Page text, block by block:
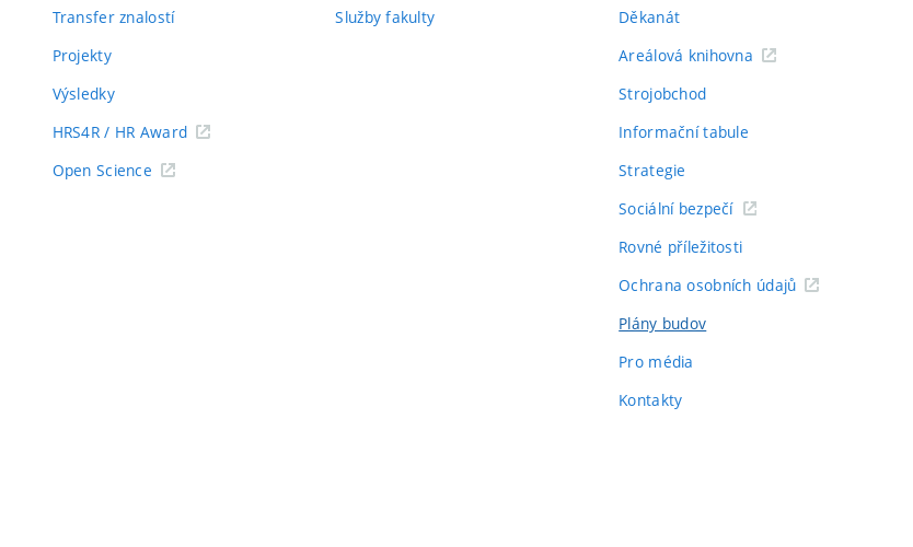
Transfer znalostí
Projekty
Výsledky
HRS4R / HR Award
Open Science
Služby fakulty
Děkanát
Areálová knihovna
Strojobchod
Informační tabule
Strategie
Sociální bezpečí
Rovné příležitosti
Ochrana osobních údajů
Plány budov
Pro média
Kontakty